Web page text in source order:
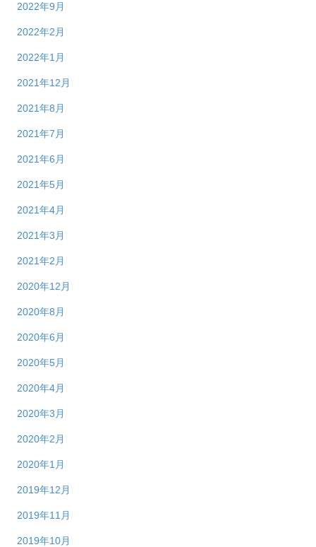
2022年9月
2022年2月
2022年1月
2021年12月
2021年8月
2021年7月
2021年6月
2021年5月
2021年4月
2021年3月
2021年2月
2020年12月
2020年8月
2020年6月
2020年5月
2020年4月
2020年3月
2020年2月
2020年1月
2019年12月
2019年11月
2019年10月